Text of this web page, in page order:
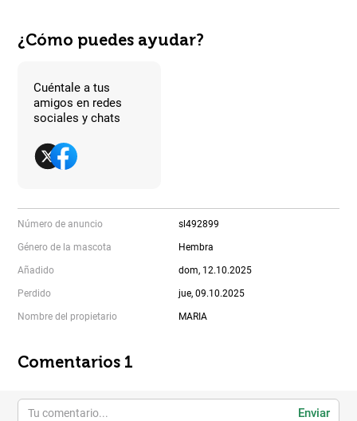
¿Cómo puedes ayudar?
Cuéntale a tus
amigos en redes
sociales y chats
Número de anuncio sl492899
Género de la mascota Hembra
Añadido dom, 12.10.2025
Perdido jue, 09.10.2025
Nombre del propietario MARIA
Comentarios 1
Enviar